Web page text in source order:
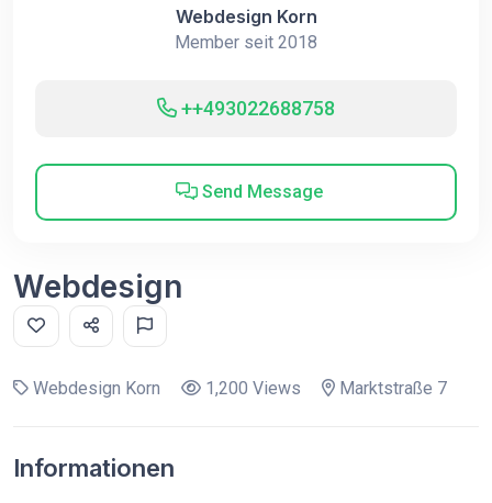
Webdesign Korn
Member seit 2018
++493022688758
Send Message
Webdesign
Webdesign Korn 1,200 Views Marktstraße 7
Informationen